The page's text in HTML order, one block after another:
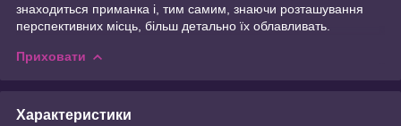
знаходиться приманка і, тим самим, знаючи розташування
перспективних місць, більш детально їх облавливать.
Приховати
Характеристики